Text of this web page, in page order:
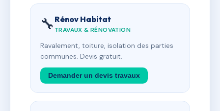
🔧 Rénov Habitat
TRAVAUX & RÉNOVATION
Ravalement, toiture, isolation des parties
communes. Devis gratuit.
Demander un devis travaux